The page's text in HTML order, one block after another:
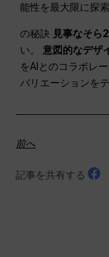
能性を最大限に探
の秘訣 見事なそら
い。意図的なデザ
をAIとのコラボレ
バリエーションを
前へ
記事を共有する